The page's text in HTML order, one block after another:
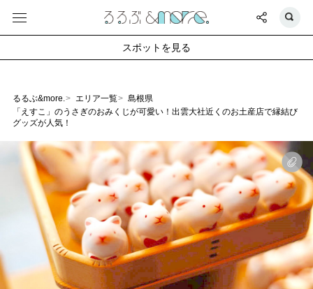
るるぶ&more. エリア一覧
島根県
「えすこ」のうさぎのおみくじが可愛い！出雲大社近くのお土産店で縁結び
グッズが人気！
スポットを見る